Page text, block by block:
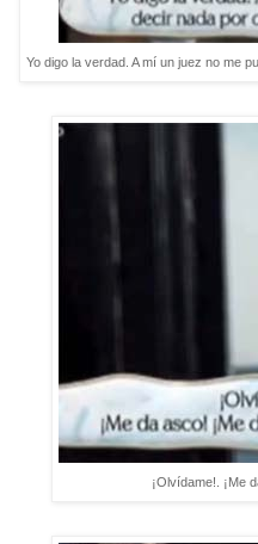
Yo digo la verdad. A mí un juez no me
¡Olvídame!. ¡Me